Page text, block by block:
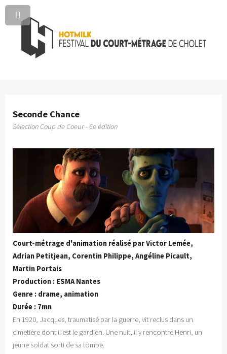
Seconde Chance
Sélection Coup de Coeur - 6e édition
Court-métrage d'animation réalisé par Victor Lemée,
Adrian Petitjean, Corentin Philippe, Angéline Picault,
Martin Portais
Production : ESMA Nantes
Genre : drame, animation
Durée : 7mn
En 1920, Jacques, traumatisé par la guerre, vit reclus dans un
cimetière dont il est le gardien. Une nuit, il y rencontre Henri, un
jeune soldat sorti de sa tombe.